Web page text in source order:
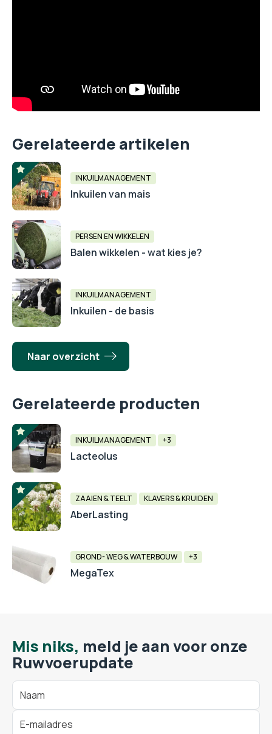
Gerelateerde artikelen
INKUILMANAGEMENT
Inkuilen van mais
PERSEN EN WIKKELEN
Balen wikkelen - wat kies je?
INKUILMANAGEMENT
Inkuilen - de basis
Naar overzicht
Gerelateerde producten
INKUILMANAGEMENT +3
Lacteolus
ZAAIEN & TEELT KLAVERS & KRUIDEN
AberLasting
GROND- WEG & WATERBOUW +3
MegaTex
Mis niks, meld je aan voor onze
Ruwvoerupdate